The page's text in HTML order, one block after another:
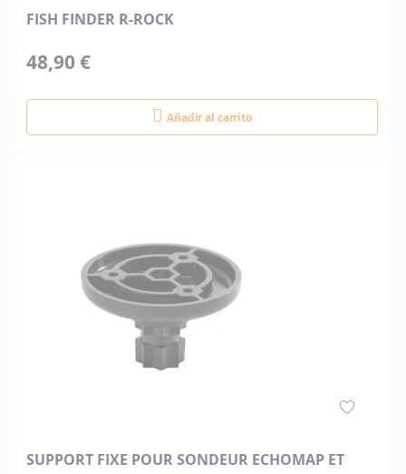
FISH FINDER R-ROCK
48,90 €
Añadir al carrito
SUPPORT FIXE POUR SONDEUR ECHOMAP ET